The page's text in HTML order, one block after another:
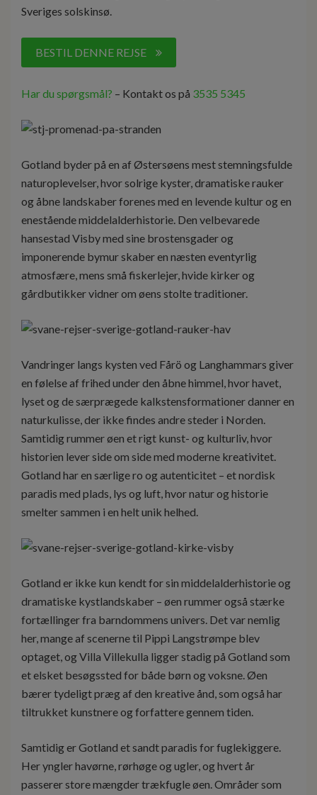
Sveriges solskinsø.
BESTIL DENNE REJSE
Har du spørgsmål? – Kontakt os på 3535 5345
Gotland byder på en af Østersøens mest stemningsfulde
naturoplevelser, hvor solrige kyster, dramatiske rauker
og åbne landskaber forenes med en levende kultur og en
enestående middelalderhistorie. Den velbevarede
hansestad Visby med sine brostensgader og
imponerende bymur skaber en næsten eventyrlig
atmosfære, mens små fiskerlejer, hvide kirker og
gårdbutikker vidner om øens stolte traditioner.
Vandringer langs kysten ved Fårö og Langhammars giver
en følelse af frihed under den åbne himmel, hvor havet,
lyset og de særprægede kalkstensformationer danner en
naturkulisse, der ikke findes andre steder i Norden.
Samtidig rummer øen et rigt kunst- og kulturliv, hvor
historien lever side om side med moderne kreativitet.
Gotland har en særlige ro og autenticitet – et nordisk
paradis med plads, lys og luft, hvor natur og historie
smelter sammen i en helt unik helhed.
Gotland er ikke kun kendt for sin middelalderhistorie og
dramatiske kystlandskaber – øen rummer også stærke
fortællinger fra barndommens univers. Det var nemlig
her, mange af scenerne til Pippi Langstrømpe blev
optaget, og Villa Villekulla ligger stadig på Gotland som
et elsket besøgssted for både børn og voksne. Øen
bærer tydeligt præg af den kreative ånd, som også har
tiltrukket kunstnere og forfattere gennem tiden.
Samtidig er Gotland et sandt paradis for fuglekiggere.
Her yngler havørne, rørhøge og ugler, og hvert år
passerer store mængder trækfugle øen. Områder som